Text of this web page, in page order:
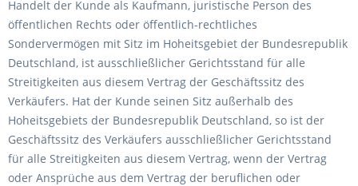
Handelt der Kunde als Kaufmann, juristische Person des
öffentlichen Rechts oder öffentlich-rechtliches
Sondervermögen mit Sitz im Hoheitsgebiet der Bundesrepublik
Deutschland, ist ausschließlicher Gerichtsstand für alle
Streitigkeiten aus diesem Vertrag der Geschäftssitz des
Verkäufers. Hat der Kunde seinen Sitz außerhalb des
Hoheitsgebiets der Bundesrepublik Deutschland, so ist der
Geschäftssitz des Verkäufers ausschließlicher Gerichtsstand
für alle Streitigkeiten aus diesem Vertrag, wenn der Vertrag
oder Ansprüche aus dem Vertrag der beruflichen oder